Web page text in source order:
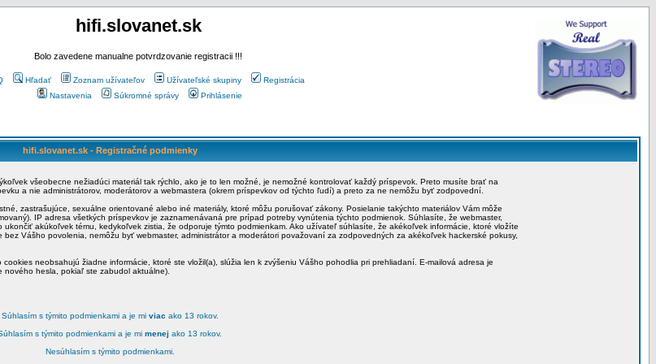
hifi.slovanet.sk
Bolo zavedene manualne potvrdzovanie registracii !!!
Hľadať Zoznam užívateľov Užívateľské skupiny
Registrácia
Nastavenia
Súkromné správy Prihlásenie
hifi.slovanet.sk - Registračné podmienky
všeobecne nežiadúci materiál tak rýchlo, ako je to len možné, je nemožné kontrolovať každý príspevok. Preto musíte brať na
a nie administrátorov, moderátorov a webmastera (okrem príspevkov od týchto ľudí) a preto za ne nemôžu byť zodpovední.
zastrašujúce, sexuálne orientované alebo iné materiály, ktoré môžu porušovať zákony. Posielanie takýchto materiálov Vám môže
IP adresa všetkých príspevkov je zaznamenávaná pre prípad potreby vynútenia týchto podmienok. Súhlasíte, že webmaster,
akúkoľvek tému, kedykoľvek zistia, že odporuje týmto podmienkam. Ako užívateľ súhlasíte, že akékoľvek informácie, ktoré vložíte
Vášho povolenia, nemôžu byť webmaster, administrátor a moderátori považovaní za zodpovedných za akékoľvek hackerské pokusy,
neobsahujú žiadne informácie, ktoré ste vložil(a), slúžia len k zvýšeniu Vášho pohodlia pri prehliadaní. E-mailová adresa je
hesla, pokiaľ ste zabudol aktuálne).
Súhlasím s týmito podmienkami a je mi viac ako 13 rokov.
s týmito podmienkami a je mi menej ako 13 rokov.
Nesúhlasím s týmito podmienkami.